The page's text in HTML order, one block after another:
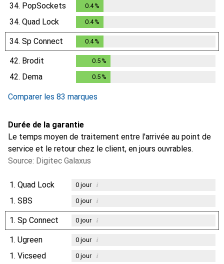
34. PopSockets 0.4%
34. Quad Lock 0.4%
34. Sp Connect 0.4%
42. Brodit 0.5 %
42. Dema 0.5 %
Comparer les 83 marques
Durée de la garantie
Le temps moyen de traitement entre l'arrivée au point de
service et le retour chez le client, en jours ouvrables.
Source: Digitec Galaxus
1. Quad Lock 0jour i
1. SBS 0jour i
1. Sp Connect 0jour i
1. Ugreen 0jour i
1. Vicseed 0jour i